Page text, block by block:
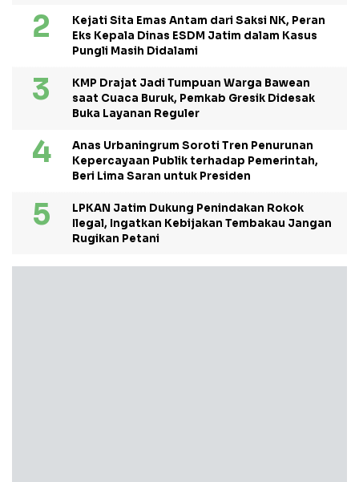
Kejati Sita Emas Antam dari Saksi NK, Peran
Eks Kepala Dinas ESDM Jatim dalam Kasus
Pungli Masih Didalami
KMP Drajat Jadi Tumpuan Warga Bawean
saat Cuaca Buruk, Pemkab Gresik Didesak
Buka Layanan Reguler
Anas Urbaningrum Soroti Tren Penurunan
Kepercayaan Publik terhadap Pemerintah,
Beri Lima Saran untuk Presiden
LPKAN Jatim Dukung Penindakan Rokok
Ilegal, Ingatkan Kebijakan Tembakau Jangan
Rugikan Petani